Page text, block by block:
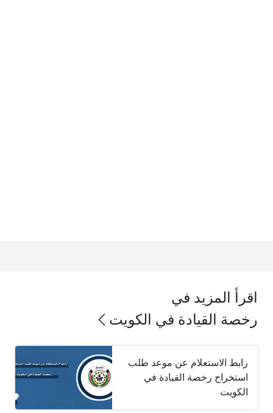
اقرأ المزيد في
رخصة القيادة في الكويت
رابط الاستعلام عن موعد طلب
استخراج رخصة القيادة في
الكويت